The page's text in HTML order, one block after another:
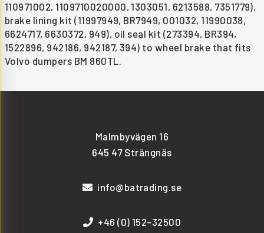
110971002, 1109710020000, 1303051, 6213588, 7351779),
brake lining kit (11997949, BR7949, 001032, 11990038,
6624717, 6630372, 949), oil seal kit (273394, BR394,
1522896, 942186, 942187, 394) to wheel brake that fits
Volvo dumpers BM 860TL.
Malmbyvägen 16
645 47 Strängnäs
info@batrading.se
+46 (0) 152-32500